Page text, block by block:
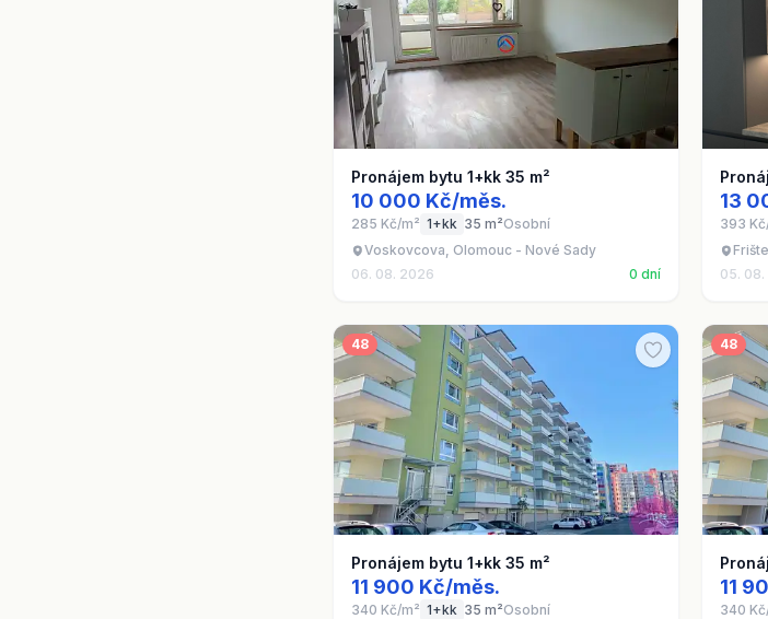
Pronájem bytu 1+kk 35 m²
10 000 Kč/měs.
285 Kč/m² 1+kk 35 m²Osobní
Voskovcova, Olomouc - Nové Sady
06. 08. 2026
0 dní
13
393
05.
48
Pronájem bytu 1+kk 35 m²
11 900 Kč/měs.
340 Kč/m² 1+kk 35 m²Osobní
48
11
340